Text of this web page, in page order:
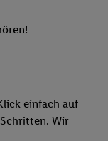
einfach auf
Wir